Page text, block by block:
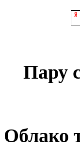
Пару
Облако